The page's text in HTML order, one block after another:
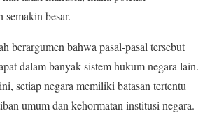
semakin besar.
berargumen bahwa pasal-pasal tersebut
dalam banyak sistem hukum negara lain.
setiap negara memiliki batasan tertentu
umum dan kehormatan institusi negara.